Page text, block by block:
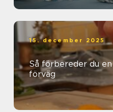
15. december 2025
Så förbereder du
förväg